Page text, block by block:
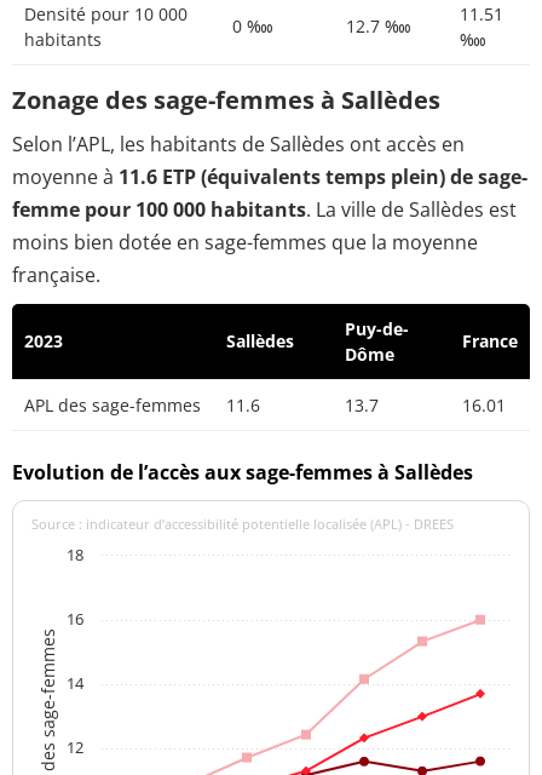
Densité pour 10 000
habitants
0 ‱ 12.7 ‱
11.51
‱
Zonage des sage-femmes à Sallèdes
Selon l’APL, les habitants de Sallèdes ont accès en
moyenne à 11.6 ETP (équivalents temps plein) de sage-
femme pour 100 000 habitants. La ville de Sallèdes est
moins bien dotée en sage-femmes que la moyenne
française.
2023 Sallèdes
Puy-de-
Dôme
France
APL des sage-femmes 11.6 13.7 16.01
Evolution de l’accès aux sage-femmes à Sallèdes
APL des sage-femmes
Source : indicateur d’accessibilité potentielle localisée (APL) - DREES
12
14
16
18